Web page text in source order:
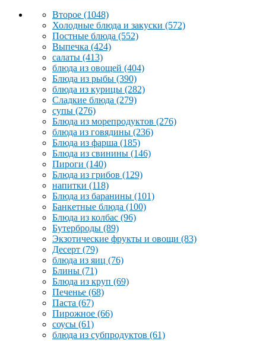
Второе (1048)
Холодные блюда и закуски (572)
Постные блюда (552)
Выпечка (424)
салаты (413)
блюда из овощей (404)
Блюда из рыбы (390)
блюда из курицы (282)
Сладкие блюда (279)
супы (276)
Блюда из морепродуктов (276)
блюда из говядины (236)
Блюда из фарша (185)
Блюда из свинины (146)
Пироги (140)
Блюда из грибов (129)
напитки (118)
Блюда из баранины (101)
Банкетные блюда (100)
Блюда из колбас (96)
Бутерброды (89)
Экзотические фрукты и овощи (83)
Десерт (79)
блюда из яиц (76)
Блины (71)
Блюда из круп (69)
Печенье (68)
Паста (67)
Пирожное (66)
соусы (61)
блюда из субпродуктов (61)